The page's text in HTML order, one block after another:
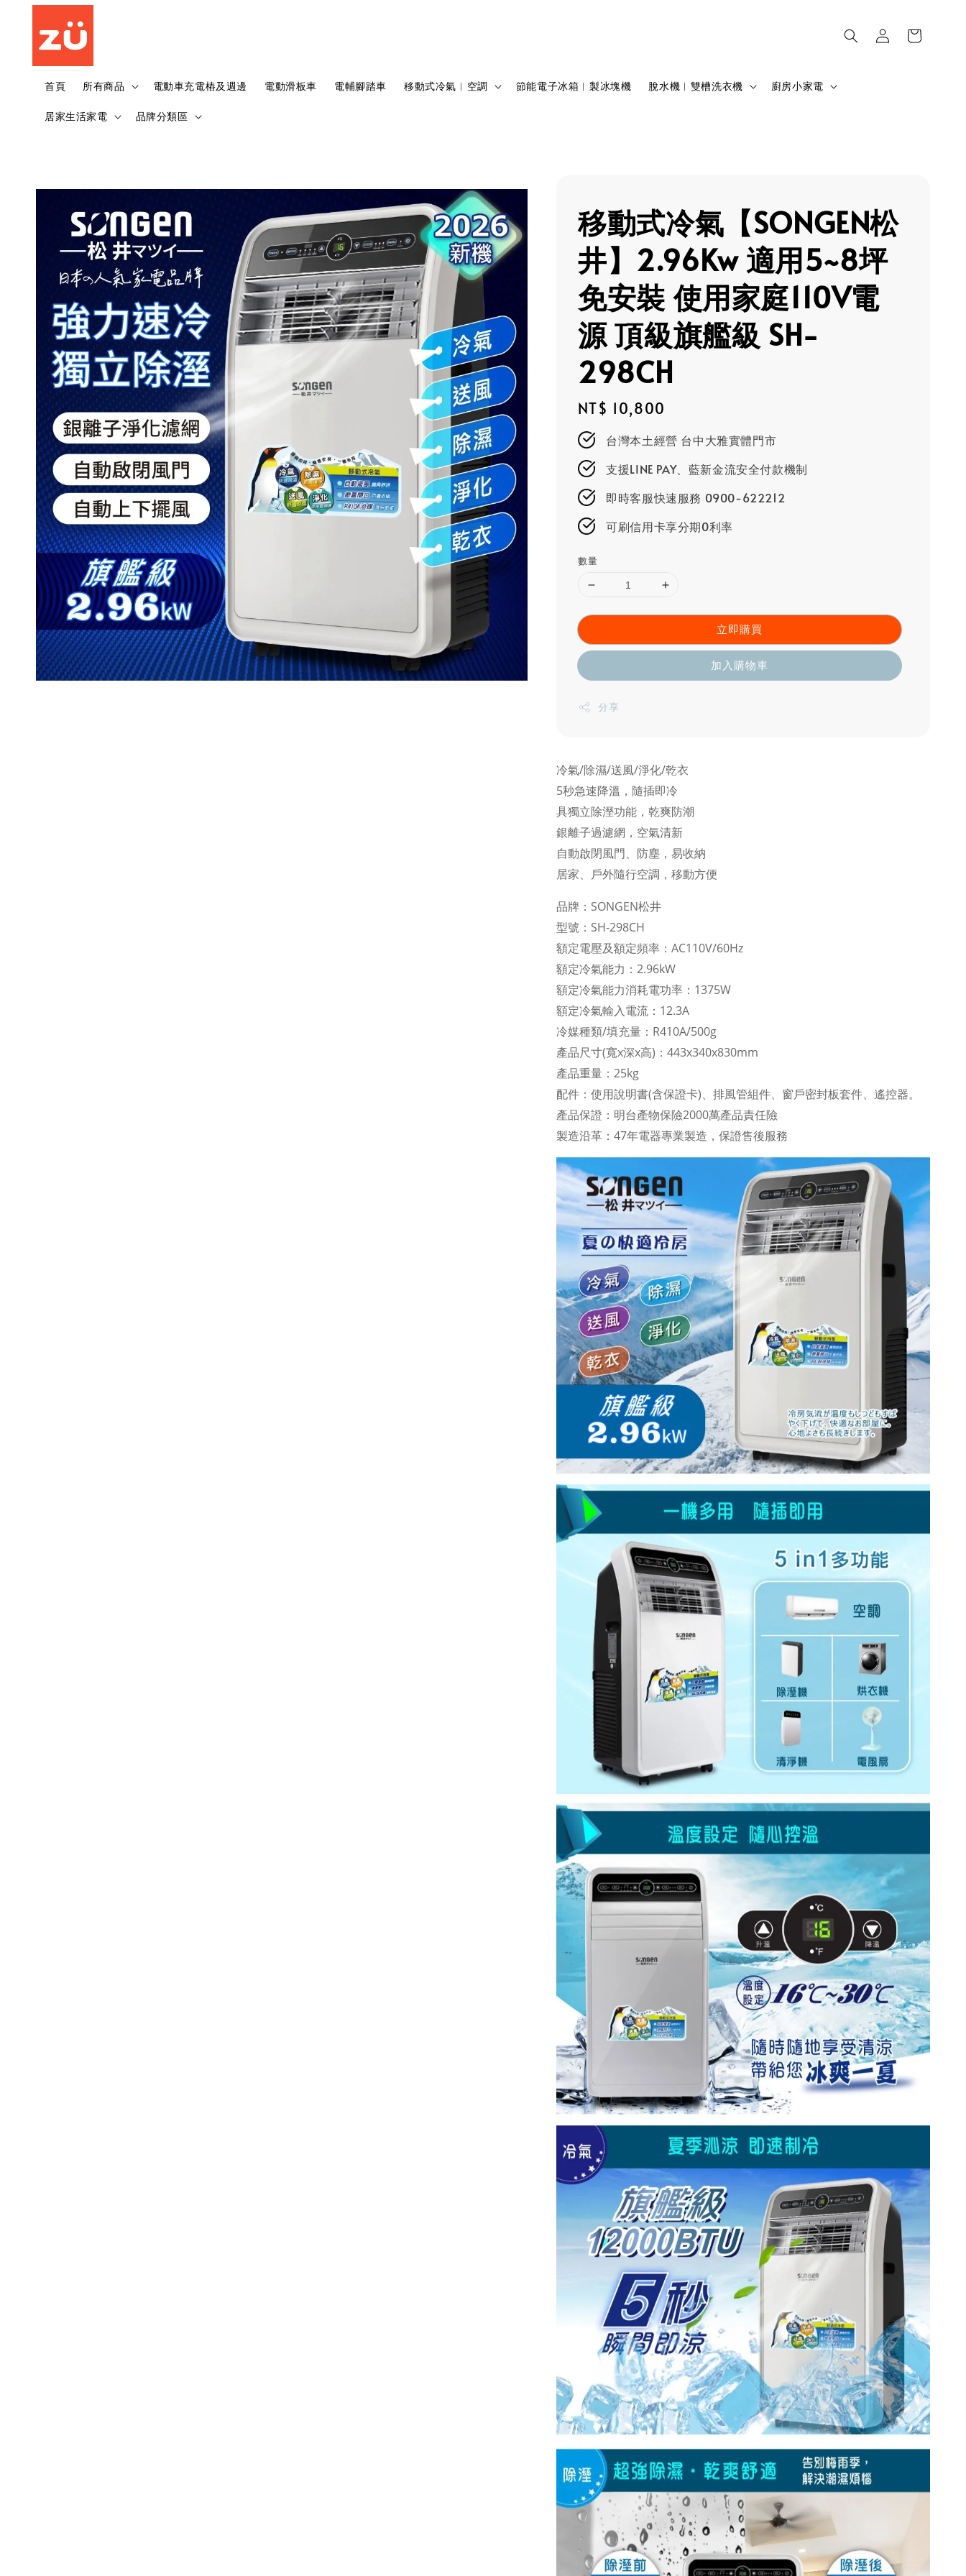
首頁 所有商品 電動車充電樁及週邊 電動滑板車 電輔腳踏車 移動式冷氣︱空調 節能電子冰箱︱製冰塊機 脫水機︱雙槽洗衣機 廚房小家電
居家生活家電 品牌分類區
移動式冷氣【SONGEN松
井】2.96Kw 適用5~8坪
免安裝 使用家庭110V電
源 頂級旗艦級 SH-
298CH
Regular
price
NT$ 10,800
台灣本土經營 台中大雅實體門市
支援LINE PAY、藍新金流安全付款機制
即時客服快速服務 0900-622212
可刷信用卡享分期0利率
數量
立即購買
加入購物車
分享
冷氣/除濕/送風/淨化/乾衣
5秒急速降溫，隨插即冷
具獨立除溼功能，乾爽防潮
銀離子過濾網，空氣清新
自動啟閉風門、防塵，易收納
居家、戶外隨行空調，移動方便
品牌：SONGEN松井
型號：SH-298CH
額定電壓及額定頻率：AC110V/60Hz
額定冷氣能力：2.96kW
額定冷氣能力消耗電功率：1375W
額定冷氣輸入電流：12.3A
冷媒種類/填充量：R410A/500g
產品尺寸(寬x深x高)：443x340x830mm
產品重量：25kg
配件：使用說明書(含保證卡)、排風管組件、窗戶密封板套件、遙控器。
產品保證：明台產物保險2000萬產品責任險
製造沿革：47年電器專業製造，保證售後服務